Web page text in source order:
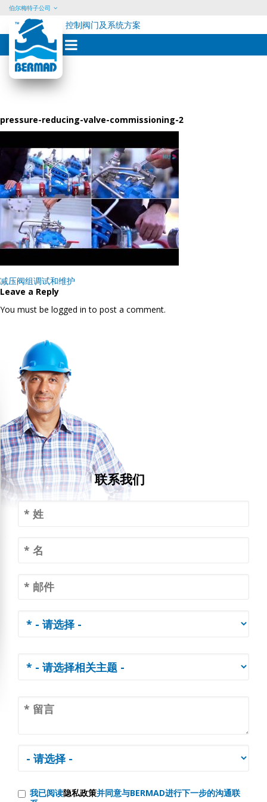
Skip
content
伯尔梅特子公司
控制阀门及系统方案
pressure-reducing-valve-commissioning-2
Post
navigation
减压阀组调试和维护
Leave a Reply
You must be logged in to post a comment.
联系我们
我已阅读隐私政策并同意与BERMAD进行下一步的沟通联